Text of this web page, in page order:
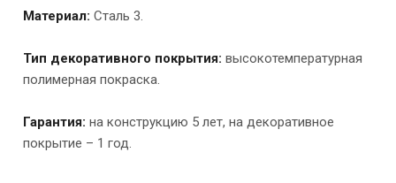
Материал: Сталь 3.
Тип декоративного покрытия: высокотемпературная
полимерная покраска.
Гарантия: на конструкцию 5 лет, на декоративное
покрытие – 1 год.